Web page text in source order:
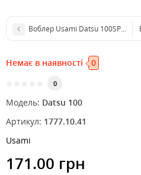
Воблер Usami Datsu 100SP-SR
Немає в наявності 0
0
Модель: Datsu 100
Артикул: 1777.10.41
Usami
171.00 грн